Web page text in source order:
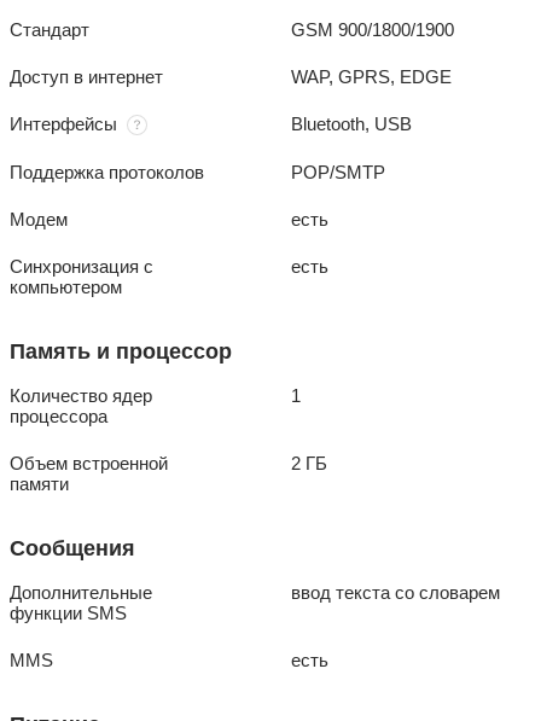
Стандарт GSM 900/1800/1900
Доступ в интернет WAP, GPRS, EDGE
Интерфейсы Bluetooth, USB
Поддержка протоколов POP/SMTP
Модем есть
Синхронизация с
компьютером
есть
Память и процессор
Количество ядер
процессора
1
Объем встроенной
памяти
2 ГБ
Сообщения
Дополнительные
функции SMS
ввод текста со словарем
MMS есть